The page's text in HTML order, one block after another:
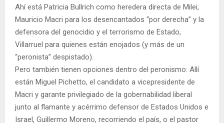
Ahí está Patricia Bullrich como heredera directa de Milei,
Mauricio Macri para los desencantados “por derecha” y la
defensora del genocidio y el terrorismo de Estado,
Villarruel para quienes están enojados (y más de un
“peronista” despistado).
Pero también tienen opciones dentro del peronismo: Allí
están Miguel Pichetto, el candidato a vicepresidente de
Macri y garante privilegiado de la gobernabilidad liberal
junto al flamante y acérrimo defensor de Estados Unidos e
Israel, Guillermo Moreno, recorriendo el país, o el pastor